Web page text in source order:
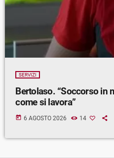
SERVIZI
Bertolaso. “Soccorso in
come si lavora”
today 6 AGOSTO 2026 14